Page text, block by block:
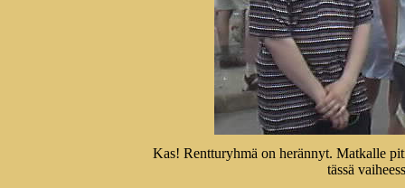
Kas! Rentturyhmä on herännyt. Matkalle
tässä